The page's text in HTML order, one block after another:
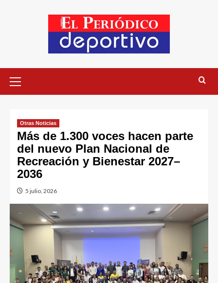
Otras Noticias
Más de 1.300 voces hacen parte
del nuevo Plan Nacional de
Recreación y Bienestar 2027–
2036
5 julio, 2026